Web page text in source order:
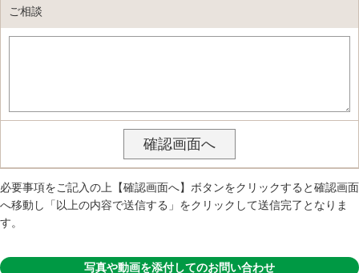
ご相談
必要事項をご記入の上【確認画面へ】ボタンをクリックすると確認画面
へ移動し「以上の内容で送信する」をクリックして送信完了となりま
す。
写真や動画を添付してのお問い合わせ